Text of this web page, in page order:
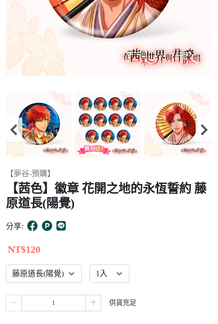
Item
of
12
【夢谷-預購】
【茜色】徽章 花開之地的永恆誓約 藤
原道長(陽覺)
分享:
NT$120
供貨充足